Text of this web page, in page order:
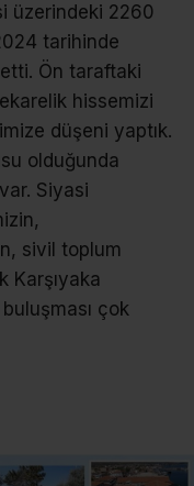
üzerindeki 2260
tarihinde
Ön taraftaki
hissemizi
düşeni yaptık.
olduğunda
Siyasi
sivil toplum
Karşıyaka
çok